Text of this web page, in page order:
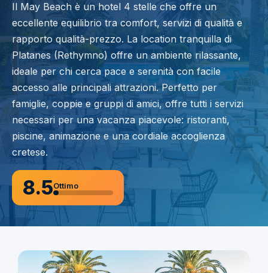
Il May Beach è un hotel 4 stelle che offre un
eccellente equilibrio tra comfort, servizi di qualità e
rapporto qualità-prezzo. La location tranquilla di
Platanes (Rethymno) offre un ambiente rilassante,
ideale per chi cerca pace e serenità con facile
accesso alle principali attrazioni. Perfetto per
famiglie, coppie e gruppi di amici, offre tutti i servizi
necessari per una vacanza piacevole: ristoranti,
piscine, animazione e una cordiale accoglienza
cretese.
8.5Ottimo